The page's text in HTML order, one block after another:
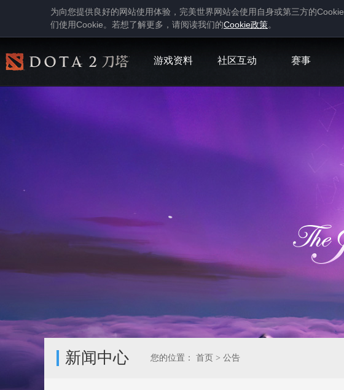
为向您提供良好的网站使用体验，完美世界网站会使用自身或第三方的Cookie
们使用Cookie。若想了解更多，请阅读我们的Cookie政策。
游戏资料 社区互动 赛事
新闻中心 您的位置： 首页 > 公告